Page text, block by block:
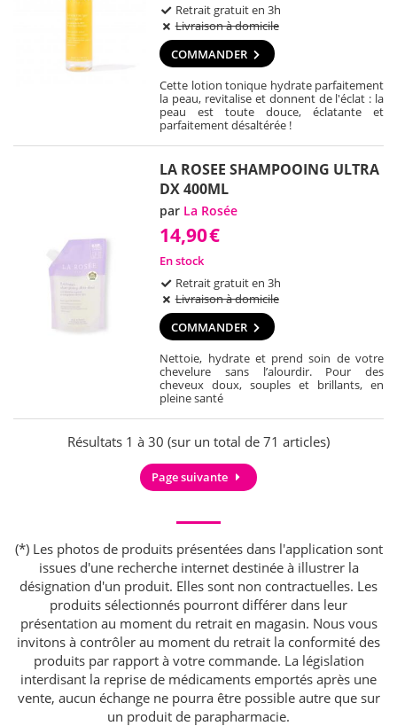
Retrait gratuit en 3h
Livraison à domicile
COMMANDER
Cette lotion tonique hydrate parfaitement
la peau, revitalise et donnent de l'éclat : la
peau est toute douce, éclatante et
parfaitement désaltérée !
LA ROSEE SHAMPOOING ULTRA
DX 400ML
par La Rosée
14,90€
En stock
Retrait gratuit en 3h
Livraison à domicile
COMMANDER
Nettoie, hydrate et prend soin de votre
chevelure sans l’alourdir. Pour des
cheveux doux, souples et brillants, en
pleine santé
Résultats 1 à 30 (sur un total de 71 articles)
Page suivante
(*) Les photos de produits présentées dans l'application sont
issues d'une recherche internet destinée à illustrer la
désignation d'un produit. Elles sont non contractuelles. Les
produits sélectionnés pourront différer dans leur
présentation au moment du retrait en magasin. Nous vous
invitons à contrôler au moment du retrait la conformité des
produits par rapport à votre commande. La législation
interdisant la reprise de médicaments emportés après une
vente, aucun échange ne pourra être possible autre que sur
un produit de parapharmacie.